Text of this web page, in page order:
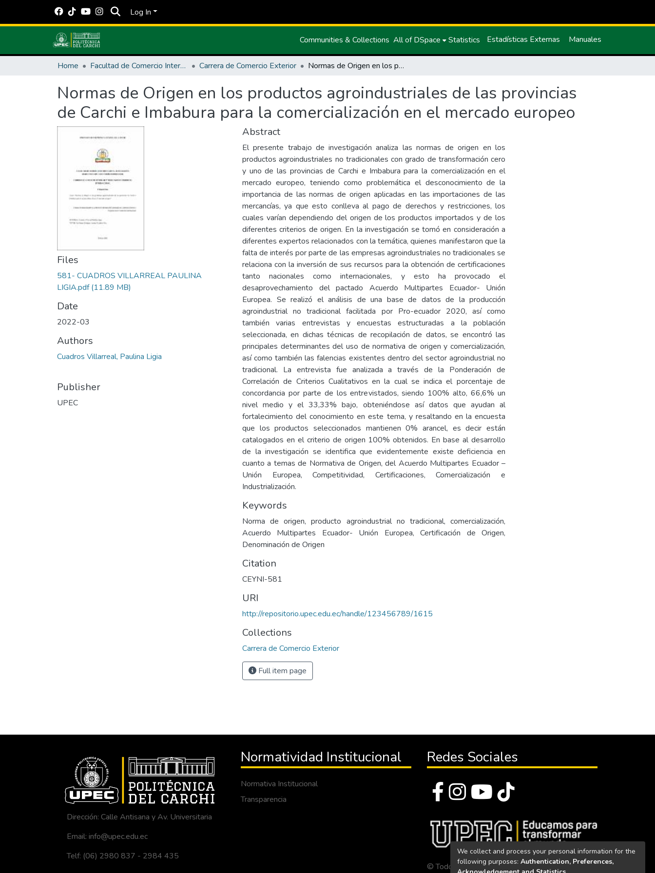
Log In
Communities & Collections All of DSpace Statistics Estadísticas Externas Manuales
Home Facultad de Comercio Internacional, Integración, Administración y Economía Empresarial Carrera de Comercio Exterior Normas de Origen en los productos agroindustriales de las provincias de Carchi e Imbabura para la comercialización en el mercado europeo
Normas de Origen en los productos agroindustriales de las provincias
de Carchi e Imbabura para la comercialización en el mercado europeo
Files
581- CUADROS VILLARREAL PAULINA
LIGIA.pdf(11.89 MB)
Date
2022-03
Authors
Cuadros Villarreal, Paulina Ligia
Publisher
UPEC
Abstract
El presente trabajo de investigación analiza las normas de origen en los
productos agroindustriales no tradicionales con grado de transformación cero
y uno de las provincias de Carchi e Imbabura para la comercialización en el
mercado europeo, teniendo como problemática el desconocimiento de la
importancia de las normas de origen aplicadas en las importaciones de las
mercancías, ya que esto conlleva al pago de derechos y restricciones, los
cuales varían dependiendo del origen de los productos importados y de los
diferentes criterios de origen. En la investigación se tomó en consideración a
diferentes expertos relacionados con la temática, quienes manifestaron que la
falta de interés por parte de las empresas agroindustriales no tradicionales se
relaciona con la inversión de sus recursos para la obtención de certificaciones
tanto nacionales como internacionales, y esto ha provocado el
desaprovechamiento del pactado Acuerdo Multipartes Ecuador- Unión
Europea. Se realizó el análisis de una base de datos de la producción
agroindustrial no tradicional facilitada por Pro-ecuador 2020, así como
también varias entrevistas y encuestas estructuradas a la población
seleccionada, en dichas técnicas de recopilación de datos, se encontró las
principales determinantes del uso de normativa de origen y comercialización,
así como también las falencias existentes dentro del sector agroindustrial no
tradicional. La entrevista fue analizada a través de la Ponderación de
Correlación de Criterios Cualitativos en la cual se indica el porcentaje de
concordancia por parte de los entrevistados, siendo 100% alto, 66,6% un
nivel medio y el 33,33% bajo, obteniéndose así datos que ayudan al
fortalecimiento del conocimiento en este tema, y resaltando en la encuesta
que los productos seleccionados mantienen 0% arancel, es decir están
catalogados en el criterio de origen 100% obtenidos. En base al desarrollo
de la investigación se identifica que evidentemente existe deficiencia en
cuanto a temas de Normativa de Origen, del Acuerdo Multipartes Ecuador –
Unión Europea, Competitividad, Certificaciones, Comercialización e
Industrialización.
Keywords
Norma de origen, producto agroindustrial no tradicional, comercialización,
Acuerdo Multipartes Ecuador- Unión Europea, Certificación de Origen,
Denominación de Origen
Citation
CEYNI-581
URI
http://repositorio.upec.edu.ec/handle/123456789/1615
Collections
Carrera de Comercio Exterior
Full item page
Dirección: Calle Antisana y Av. Universitaria
Email: info@upec.edu.ec
Telf: (06) 2980 837 - 2984 435
Normatividad Institucional
Normativa Institucional
Transparencia
Redes Sociales
© Todos los derechos reservados 2023
We collect and process your personal information for the
following purposes: Authentication, Preferences,